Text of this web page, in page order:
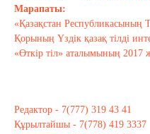
Марапаты:
«Қазақстан Республикасының
Қорының Үздік қазақ тілді
«Өткір тіл» аталымының 2017
Редактор - 7(777) 319 43 41
Құрылтайшы - 7(778) 419 3337